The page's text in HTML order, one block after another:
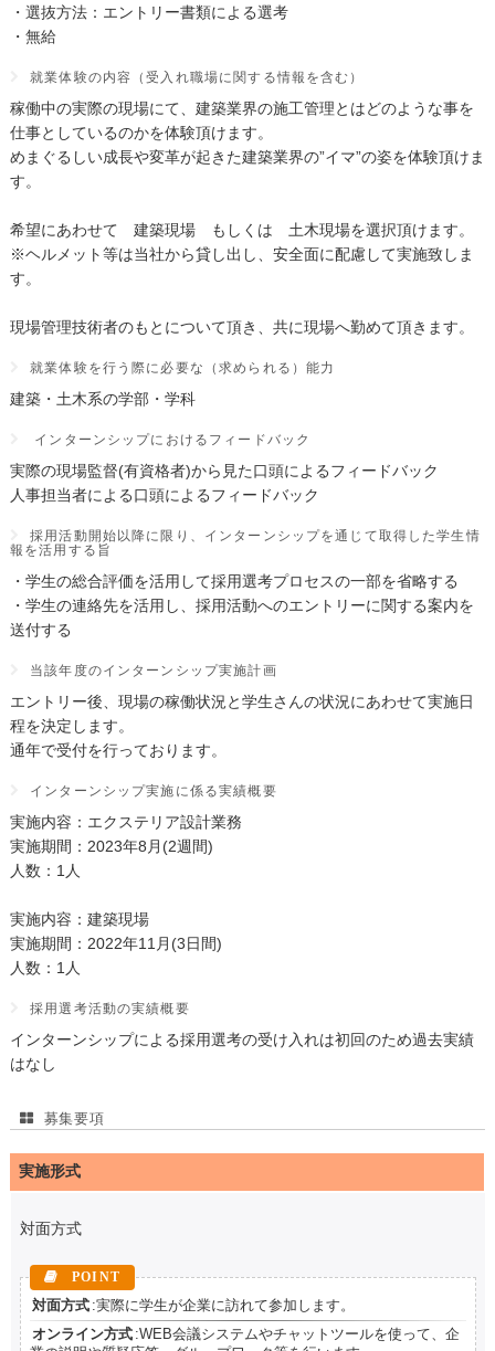
・選抜方法：エントリー書類による選考
・無給
就業体験の内容（受入れ職場に関する情報を含む）
稼働中の実際の現場にて、建築業界の施工管理とはどのような事を
仕事としているのかを体験頂けます。
めまぐるしい成長や変革が起きた建築業界の”イマ”の姿を体験頂けま
す。
希望にあわせて 建築現場 もしくは 土木現場を選択頂けます。
※ヘルメット等は当社から貸し出し、安全面に配慮して実施致しま
す。
現場管理技術者のもとについて頂き、共に現場へ勤めて頂きます。
就業体験を行う際に必要な（求められる）能力
建築・土木系の学部・学科
インターンシップにおけるフィードバック
実際の現場監督(有資格者)から見た口頭によるフィードバック
人事担当者による口頭によるフィードバック
採用活動開始以降に限り、インターンシップを通じて取得した学生情
報を活用する旨
・学生の総合評価を活用して採用選考プロセスの一部を省略する
・学生の連絡先を活用し、採用活動へのエントリーに関する案内を
送付する
当該年度のインターンシップ実施計画
エントリー後、現場の稼働状況と学生さんの状況にあわせて実施日
程を決定します。
通年で受付を行っております。
インターンシップ実施に係る実績概要
実施内容：エクステリア設計業務
実施期間：2023年8月(2週間)
人数：1人
実施内容：建築現場
実施期間：2022年11月(3日間)
人数：1人
採用選考活動の実績概要
インターンシップによる採用選考の受け入れは初回のため過去実績
はなし
募集要項
実施形式
対面方式
対面方式 :実際に学生が企業に訪れて参加します。
オンライン方式 :WEB会議システムやチャットツールを使って、企